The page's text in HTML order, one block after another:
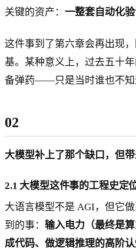
关键的资产： 一整套自动化验
这件事到了第六章会再出现
基。某种意义上，过去五十
备弹药——只是当时谁也不知
02
大模型补上了那个缺口，但
2.1 大模型这件事的工程史定
大语言模型不是 AGI，但它
到的事： 输入电力（最终是
成代码、做逻辑推理的高阶认